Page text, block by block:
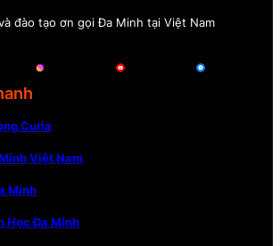
đào tạo ơn gọi Đa Minh tại Việt Nam
Curia
Việt Nam
Minh
Học Đa Minh